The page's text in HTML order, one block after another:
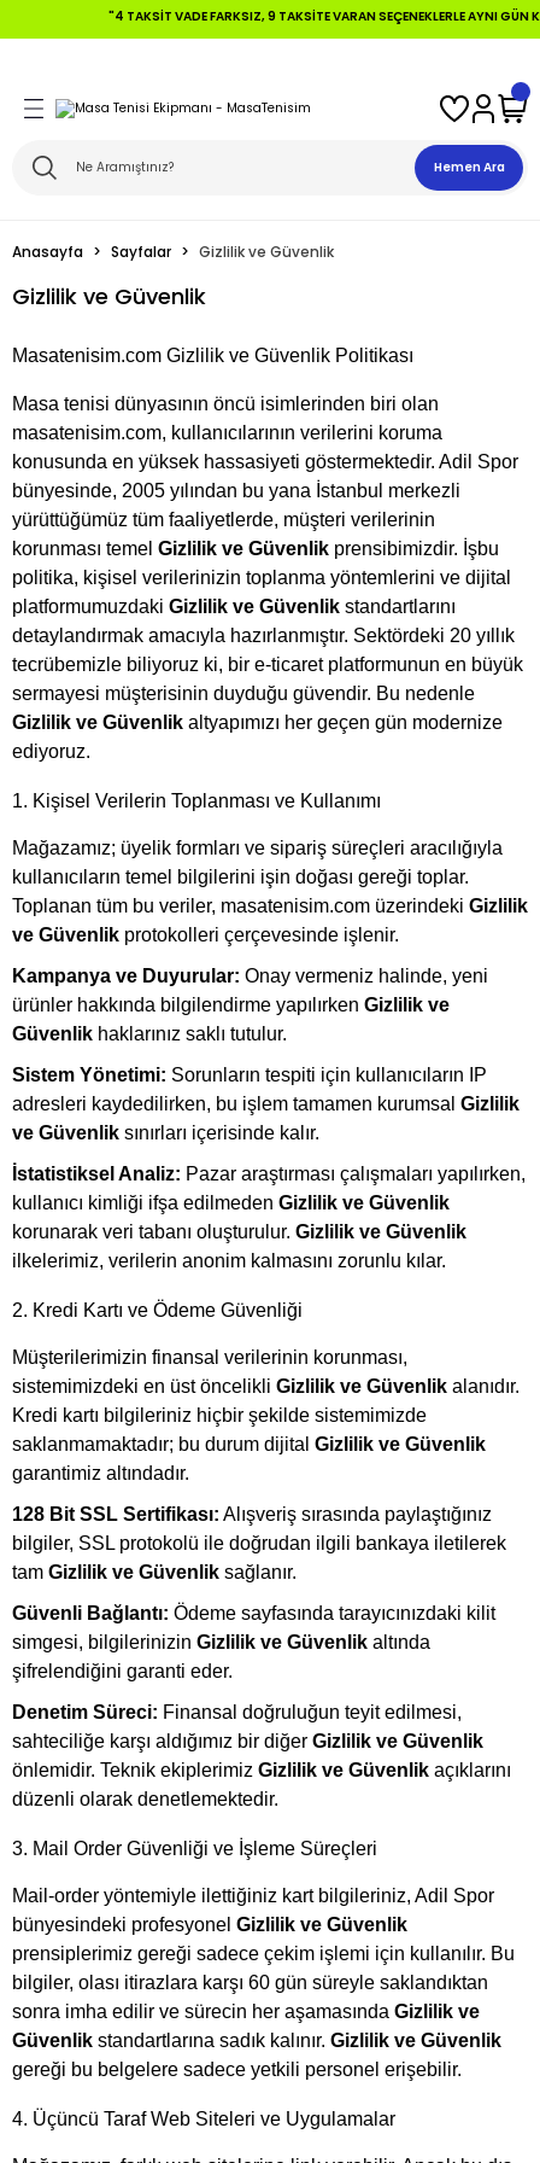
"4 TAKSIT VADE FARKSIZ, 9 TAKSITE VARAN SEÇENEKLERLE AYNI GÜN
+Tahtalar
Hemen Ara
Anasayfa Sayfalar Gizlilik ve Güvenlik
Gizlilik ve Güvenlik
Masatenisim.com Gizlilik ve Güvenlik Politikası
Masa tenisi dünyasının öncü isimlerinden biri olan
masatenisim.com, kullanıcılarının verilerini koruma
konusunda en yüksek hassasiyeti göstermektedir. Adil Spor
bünyesinde, 2005 yılından bu yana İstanbul merkezli
yürüttüğümüz tüm faaliyetlerde, müşteri verilerinin
korunması temel Gizlilik ve Güvenlik prensibimizdir. İşbu
politika, kişisel verilerinizin toplanma yöntemlerini ve dijital
platformumuzdaki Gizlilik ve Güvenlik standartlarını
detaylandırmak amacıyla hazırlanmıştır. Sektördeki 20 yıllık
tecrübemizle biliyoruz ki, bir e-ticaret platformunun en büyük
sermayesi müşterisinin duyduğu güvendir. Bu nedenle
Gizlilik ve Güvenlik altyapımızı her geçen gün modernize
ediyoruz.
1. Kişisel Verilerin Toplanması ve Kullanımı
Mağazamız; üyelik formları ve sipariş süreçleri aracılığıyla
kullanıcıların temel bilgilerini işin doğası gereği toplar.
Toplanan tüm bu veriler, masatenisim.com üzerindeki Gizlilik
ve Güvenlik protokolleri çerçevesinde işlenir.
Kampanya ve Duyurular: Onay vermeniz halinde, yeni
ürünler hakkında bilgilendirme yapılırken Gizlilik ve
Güvenlik haklarınız saklı tutulur.
Sistem Yönetimi: Sorunların tespiti için kullanıcıların IP
adresleri kaydedilirken, bu işlem tamamen kurumsal Gizlilik
ve Güvenlik sınırları içerisinde kalır.
İstatistiksel Analiz: Pazar araştırması çalışmaları yapılırken,
kullanıcı kimliği ifşa edilmeden Gizlilik ve Güvenlik
korunarak veri tabanı oluşturulur. Gizlilik ve Güvenlik
ilkelerimiz, verilerin anonim kalmasını zorunlu kılar.
2. Kredi Kartı ve Ödeme Güvenliği
Müşterilerimizin finansal verilerinin korunması,
sistemimizdeki en üst öncelikli Gizlilik ve Güvenlik alanıdır.
Kredi kartı bilgileriniz hiçbir şekilde sistemimizde
saklanmamaktadır; bu durum dijital Gizlilik ve Güvenlik
garantimiz altındadır.
128 Bit SSL Sertifikası: Alışveriş sırasında paylaştığınız
bilgiler, SSL protokolü ile doğrudan ilgili bankaya iletilerek
tam Gizlilik ve Güvenlik sağlanır.
Güvenli Bağlantı: Ödeme sayfasında tarayıcınızdaki kilit
simgesi, bilgilerinizin Gizlilik ve Güvenlik altında
şifrelendiğini garanti eder.
Denetim Süreci: Finansal doğruluğun teyit edilmesi,
sahteciliğe karşı aldığımız bir diğer Gizlilik ve Güvenlik
önlemidir. Teknik ekiplerimiz Gizlilik ve Güvenlik açıklarını
düzenli olarak denetlemektedir.
3. Mail Order Güvenliği ve İşleme Süreçleri
Mail-order yöntemiyle ilettiğiniz kart bilgileriniz, Adil Spor
bünyesindeki profesyonel Gizlilik ve Güvenlik
prensiplerimiz gereği sadece çekim işlemi için kullanılır. Bu
bilgiler, olası itirazlara karşı 60 gün süreyle saklandıktan
sonra imha edilir ve sürecin her aşamasında Gizlilik ve
Güvenlik standartlarına sadık kalınır. Gizlilik ve Güvenlik
gereği bu belgelere sadece yetkili personel erişebilir.
4. Üçüncü Taraf Web Siteleri ve Uygulamalar